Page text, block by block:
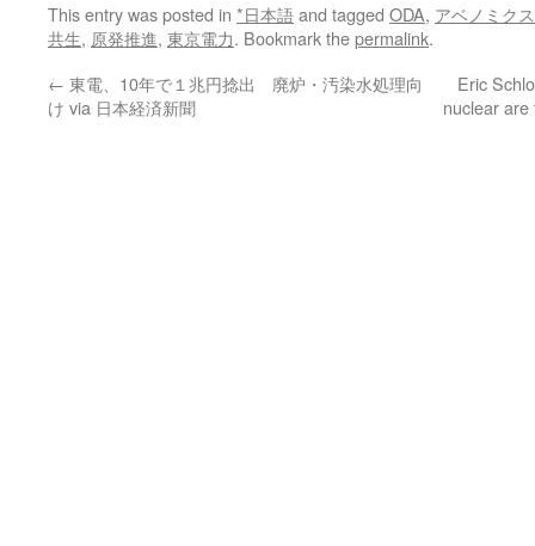
This entry was posted in *日本語and tagged ODA, アベノミクス
共生, 原発推進, 東京電力. Bookmark thepermalink.
← 東電、10年で１兆円捻出 廃炉・汚染水処理向
け via 日本経済新聞
Eric
nuclear are